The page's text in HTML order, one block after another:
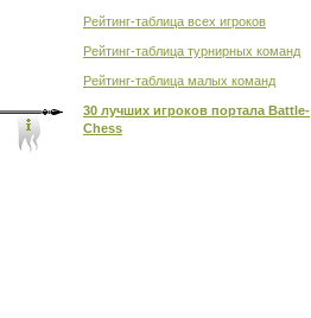
Рейтинг-таблица всех игроков
Рейтинг-таблица турнирных команд
Рейтинг-таблица малых команд
30 лучших игроков портала Battle-
Chess